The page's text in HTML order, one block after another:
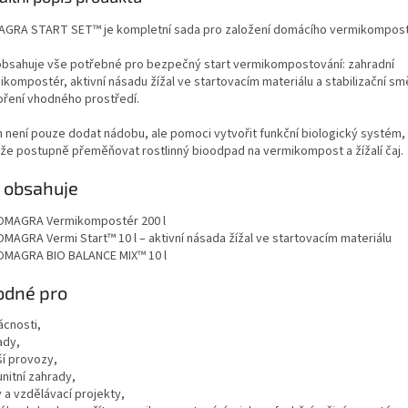
START SET™ je kompletní sada pro založení domácího
vše potřebné pro bezpečný start vermikompostování: zahradní
aktivní násadu žížal ve startovacím materiálu a stabilizační
vhodného prostředí.
není pouze dodat nádobu, ale pomoci vytvořit funkční biologický
postupně přeměňovat rostlinný bioodpad na vermikompost a žížalí čaj.
obsahuje
Vermikompostér 200 l
Vermi Start™ 10 l – aktivní násada žížal ve startovacím materiálu
BIO BALANCE MIX™ 10 l
pro
provozy,
zahrady,
a vzdělávací projekty,